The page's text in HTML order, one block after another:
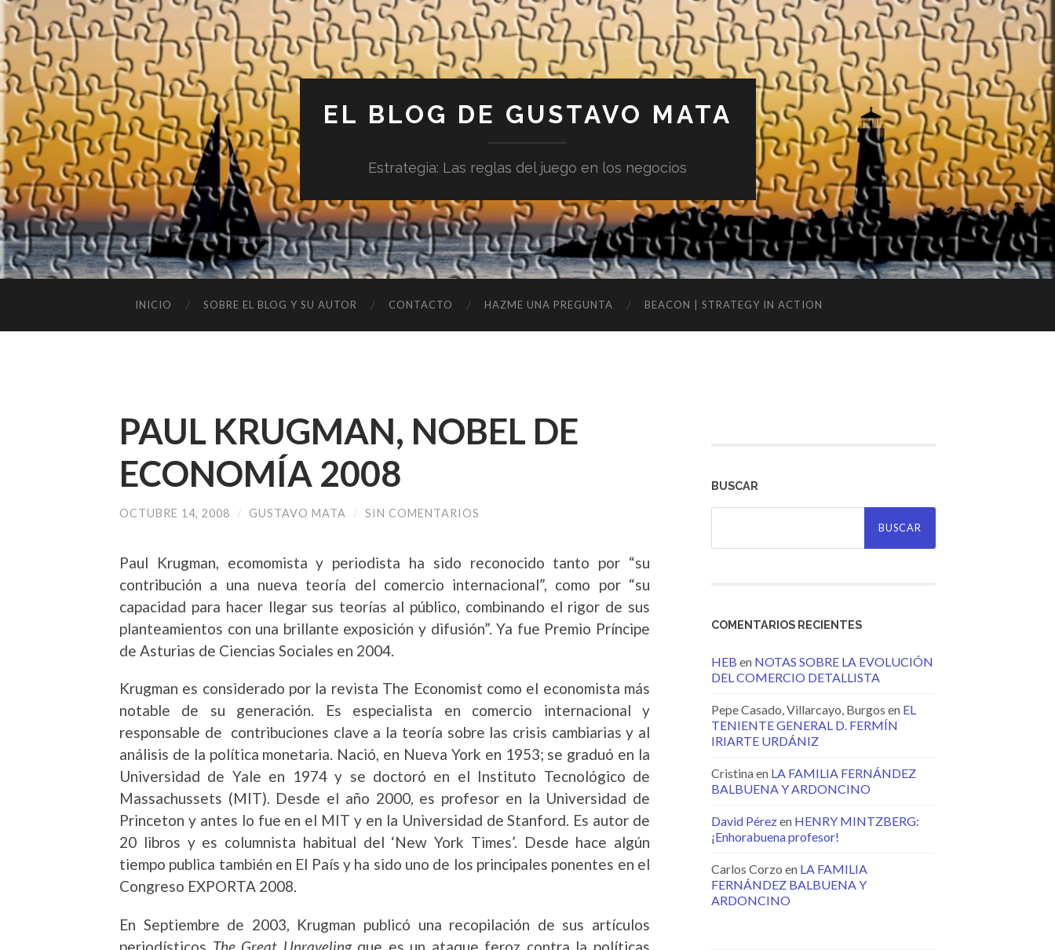
EL BLOG DE GUSTAVO MATA
Estrategia: Las reglas del juego en los negocios
INICIO SOBRE EL BLOG Y SU AUTOR CONTACTO HAZME UNA PREGUNTA BEACON | STRATEGY IN ACTION
PAUL KRUGMAN, NOBEL DE
ECONOMÍA 2008
OCTUBRE 14, 2008 / GUSTAVO MATA / SIN COMENTARIOS
Paul Krugman, ecomomista y periodista ha sido reconocido tanto por “su
contribución a una nueva teoría del comercio internacional”, como por “su
capacidad para hacer llegar sus teorías al público, combinando el rigor de sus
planteamientos con una brillante exposición y difusión”.Ya fue Premio Príncipe
de Asturias de Ciencias Sociales en 2004.
Krugman es considerado por la revista The Economist como el economista más
notable de su generación. Es especialista en comercio internacional y
responsable de contribuciones clave a la teoría sobre las crisis cambiarias y al
análisis de la política monetaria. Nació, en Nueva York en 1953; se graduó en la
Universidad de Yale en 1974 y se doctoró en el Instituto Tecnológico de
Massachussets (MIT). Desde el año 2000, es profesor en la Universidad de
Princeton y antes lo fue en el MIT y en la Universidad de Stanford. Es autor de
20 libros y es columnista habitual del ‘New York Times’. Desde hace algún
tiempo publica también en El País y ha sido uno de los principales ponentes en el
Congreso EXPORTA 2008.
En Septiembre de 2003, Krugman publicó una recopilación de sus artículos
BUSCAR
Buscar:
COMENTARIOS RECIENTES
HEB en NOTAS SOBRE LA EVOLUCIÓN
DEL COMERCIO DETALLISTA
Pepe Casado, Villarcayo, Burgos en EL
TENIENTE GENERAL D. FERMÍN
IRIARTE URDÁNIZ
Cristinaen LA FAMILIA FERNÁNDEZ
BALBUENA Y ARDONCINO
David Pérezen HENRY MINTZBERG:
¡Enhorabuena profesor!
Carlos Corzo en LA FAMILIA
FERNÁNDEZ BALBUENA Y
ARDONCINO